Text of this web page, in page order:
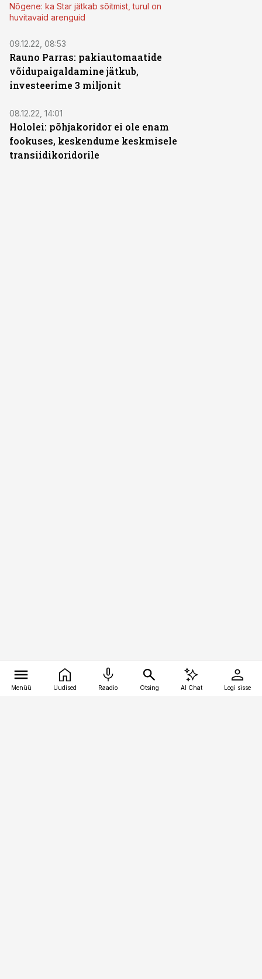
Nõgene: ka Star jätkab sõitmist, turul on
huvitavaid arenguid
09.12.22, 08:53
Rauno Parras: pakiautomaatide
võidupaigaldamine jätkub,
investeerime 3 miljonit
08.12.22, 14:01
Hololei: põhjakoridor ei ole enam
fookuses, keskendume keskmisele
transiidikoridorile
Menüü Uudised Raadio Otsing AI Chat Logi sisse